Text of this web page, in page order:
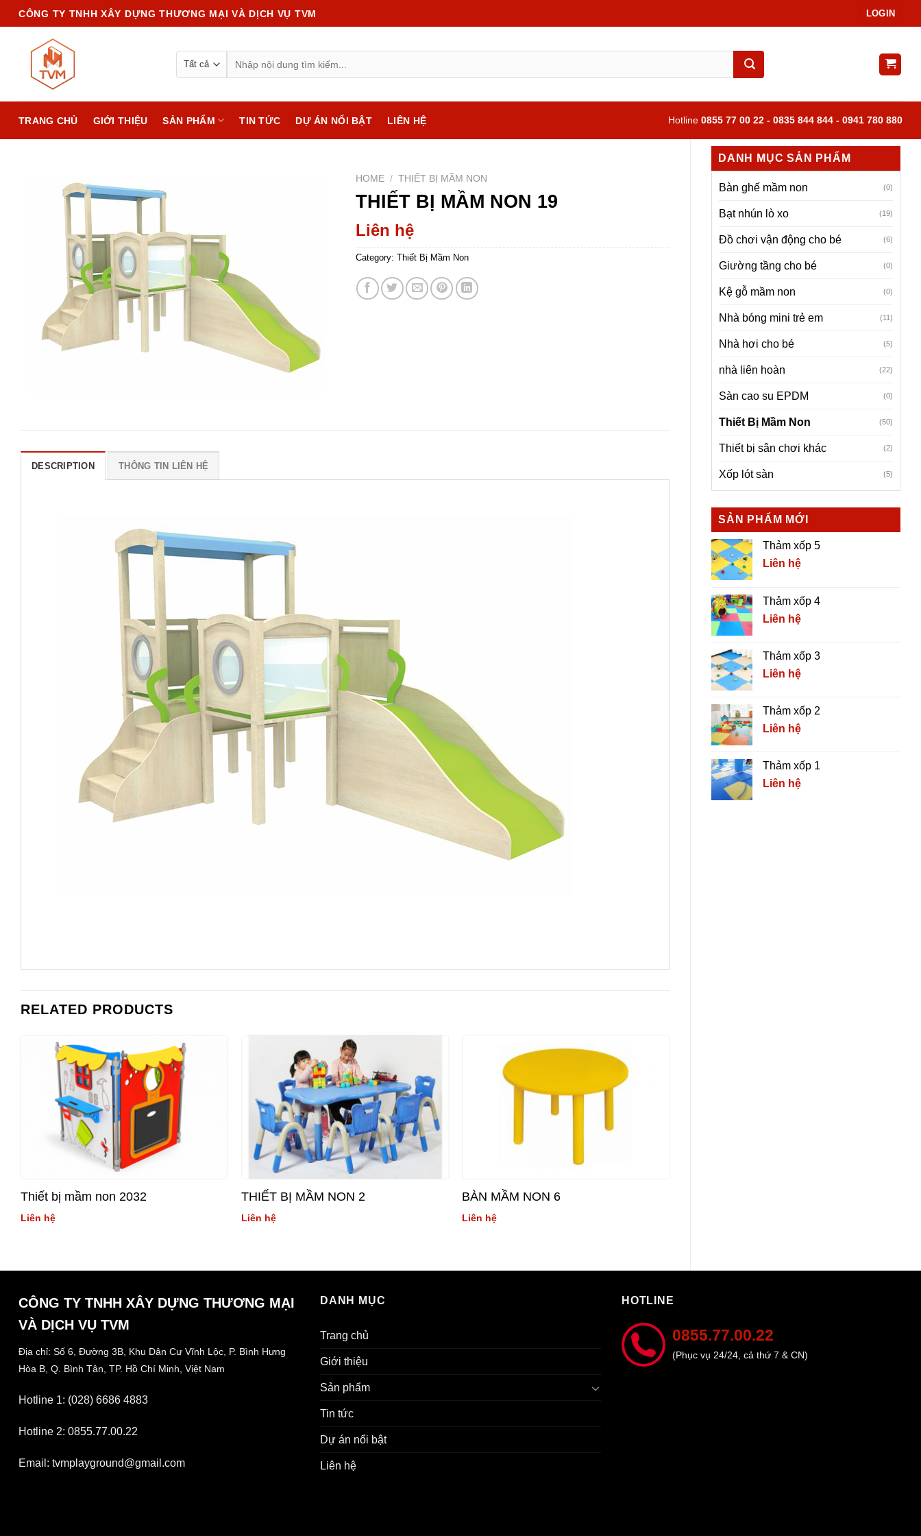
Chuyển
đến
CÔNG TY TNHH XÂY DỰNG THƯƠNG MẠI VÀ DỊCH VỤ TVM LOGIN
for:
TRANG CHỦ GIỚI THIỆU SẢN PHẨM TIN TỨC DỰ ÁN NỔI BẬT LIÊN HỆ Hotline 0855 77 00 22 - 0835 844 844 - 0941 780 880
DANH MỤC SẢN PHẨM
Bàn ghế mầm non (0)
Bạt nhún lò xo (19)
Đồ chơi vận động cho bé (6)
Giường tầng cho bé (0)
Kệ gỗ mầm non (0)
Nhà bóng mini trẻ em (11)
Nhà hơi cho bé (5)
nhà liên hoàn (22)
Sàn cao su EPDM (0)
Thiết Bị Mầm Non (50)
Thiết bị sân chơi khác (2)
Xốp lót sàn (5)
SẢN PHẨM MỚI
Thảm xốp 5
Liên hệ
Thảm xốp 4
Liên hệ
Thảm xốp 3
Liên hệ
Thảm xốp 2
Liên hệ
Thảm xốp 1
Liên hệ
HOME / THIẾT BỊ MẦM NON
THIẾT BỊ MẦM NON 19
Liên hệ
Category: Thiết Bị Mầm Non
DESCRIPTION THÔNG TIN LIÊN HỆ
RELATED PRODUCTS
Thiết bị mầm non 2032
Liên hệ
THIẾT BỊ MẦM NON 2
Liên hệ
BÀN MẦM NON 6
Liên hệ
CÔNG TY TNHH XÂY DỰNG THƯƠNG MẠI
VÀ DỊCH VỤ TVM
Địa chỉ: Số 6, Đường 3B, Khu Dân Cư Vĩnh Lộc, P. Bình Hưng
Hòa B, Q. Bình Tân, TP. Hồ Chí Minh, Việt Nam
Hotline 1: (028) 6686 4883
Hotline 2: 0855.77.00.22
Email: tvmplayground@gmail.com
DANH MỤC
Trang chủ
Giới thiệu
Sản phẩm
Tin tức
Dự án nổi bật
Liên hệ
HOTLINE
0855.77.00.22
(Phục vụ 24/24, cả thứ 7 & CN)